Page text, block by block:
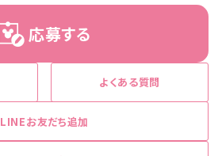
応募する
よくある質問
LINEお友だち追加